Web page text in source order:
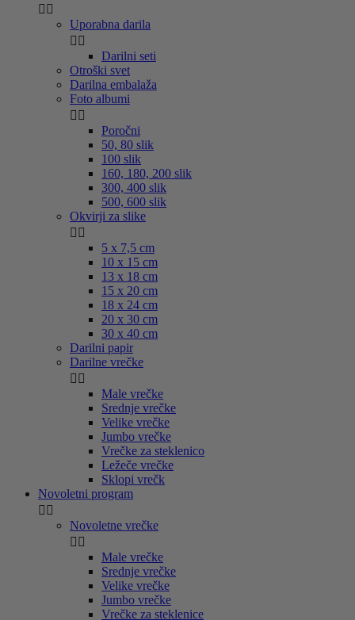
 
Uporabna darila
 
Darilni seti
Otroški svet
Darilna embalaža
Foto albumi
 
Poročni
50, 80 slik
100 slik
160, 180, 200 slik
300, 400 slik
500, 600 slik
Okvirji za slike
 
5 x 7,5 cm
10 x 15 cm
13 x 18 cm
15 x 20 cm
18 x 24 cm
20 x 30 cm
30 x 40 cm
Darilni papir
Darilne vrečke
 
Male vrečke
Srednje vrečke
Velike vrečke
Jumbo vrečke
Vrečke za steklenico
Ležeče vrečke
Sklopi vrečk
Novoletni program
 
Novoletne vrečke
 
Male vrečke
Srednje vrečke
Velike vrečke
Jumbo vrečke
Vrečke za steklenice